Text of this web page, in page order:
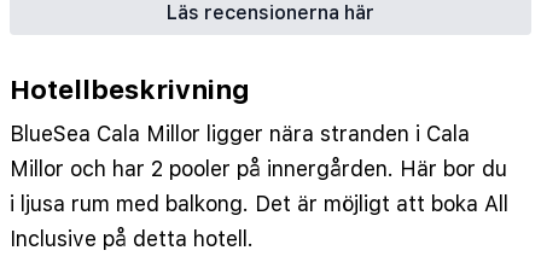
Läs recensionerna här
Hotellbeskrivning
BlueSea Cala Millor ligger nära stranden i Cala
Millor och har 2 pooler på innergården. Här bor du
i ljusa rum med balkong. Det är möjligt att boka All
Inclusive på detta hotell.